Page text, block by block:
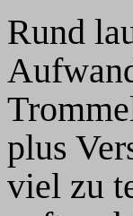
Rund
plus
viel zu